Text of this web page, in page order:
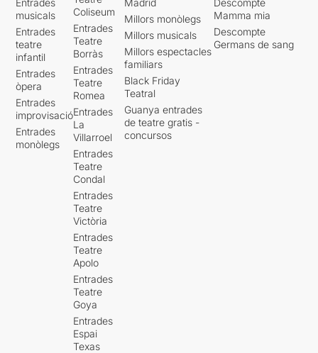
musicals
Entrades
teatre
infantil
Entrades
òpera
Entrades
improvisació
Entrades
monòlegs
Coliseum
Entrades
Teatre
Borràs
Entrades
Teatre
Romea
Entrades
La
Villarroel
Entrades
Teatre
Condal
Entrades
Teatre
Victòria
Entrades
Teatre
Apolo
Entrades
Teatre
Goya
Entrades
Espai
Texas
Millors monòlegs
Millors musicals
Millors espectacles
familiars
Black Friday
Teatral
Guanya entrades
de teatre gratis -
concursos
Mamma mia
Descompte
Germans de sang